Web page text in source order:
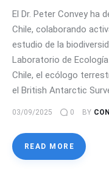
El Dr. Peter Convey ha
Chile, colaborando
estudio de la
Laboratorio de
Chile, el ecólogo
el British Antarctic
03/09/2025 0 BY
READ MORE